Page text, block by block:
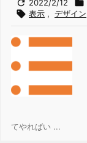
 2022/2/12 
 表示 , デザイン
てやればい ...